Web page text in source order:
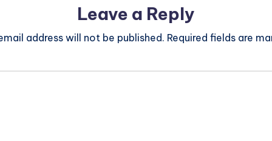
Leave a Reply
address will not be published. Required fields are